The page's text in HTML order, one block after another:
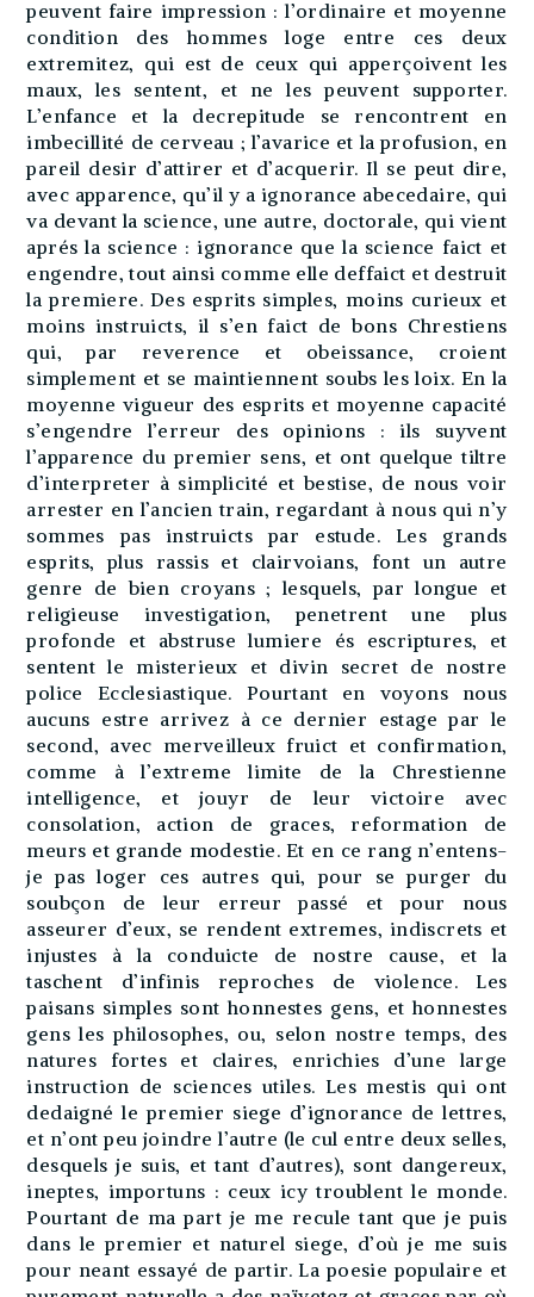
peuvent faire impression : l’ordinaire et moyenne
condition des hommes loge entre ces deux
extremitez, qui est de ceux qui apperçoivent les
maux, les sentent, et ne les peuvent supporter.
L’enfance et la decrepitude se rencontrent en
imbecillité de cerveau ; l’avarice et la profusion, en
pareil desir d’attirer et d’acquerir. Il se peut dire,
avec apparence, qu’il y a ignorance abecedaire, qui
va devant la science, une autre, doctorale, qui vient
aprés la science : ignorance que la science faict et
engendre, tout ainsi comme elle deffaict et destruit
la premiere. Des esprits simples, moins curieux et
moins instruicts, il s’en faict de bons Chrestiens
qui, par reverence et obeissance, croient
simplement et se maintiennent soubs les loix. En la
moyenne vigueur des esprits et moyenne capacité
s’engendre l’erreur des opinions : ils suyvent
l’apparence du premier sens, et ont quelque tiltre
d’interpreter à simplicité et bestise, de nous voir
arrester en l’ancien train, regardant à nous qui n’y
sommes pas instruicts par estude. Les grands
esprits, plus rassis et clairvoians, font un autre
genre de bien croyans ; lesquels, par longue et
religieuse investigation, penetrent une plus
profonde et abstruse lumiere és escriptures, et
sentent le misterieux et divin secret de nostre
police Ecclesiastique. Pourtant en voyons nous
aucuns estre arrivez à ce dernier estage par le
second, avec merveilleux fruict et confirmation,
comme à l’extreme limite de la Chrestienne
intelligence, et jouyr de leur victoire avec
consolation, action de graces, reformation de
meurs et grande modestie. Et en ce rang n’entens-
je pas loger ces autres qui, pour se purger du
soubçon de leur erreur passé et pour nous
asseurer d’eux, se rendent extremes, indiscrets et
injustes à la conduicte de nostre cause, et la
taschent d’infinis reproches de violence. Les
paisans simples sont honnestes gens, et honnestes
gens les philosophes, ou, selon nostre temps, des
natures fortes et claires, enrichies d’une large
instruction de sciences utiles. Les mestis qui ont
dedaigné le premier siege d’ignorance de lettres,
et n’ont peu joindre l’autre (le cul entre deux selles,
desquels je suis, et tant d’autres), sont dangereux,
ineptes, importuns : ceux icy troublent le monde.
Pourtant de ma part je me recule tant que je puis
dans le premier et naturel siege, d’où je me suis
pour neant essayé de partir. La poesie populaire et